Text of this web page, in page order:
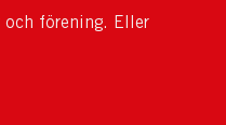
och förening. Eller